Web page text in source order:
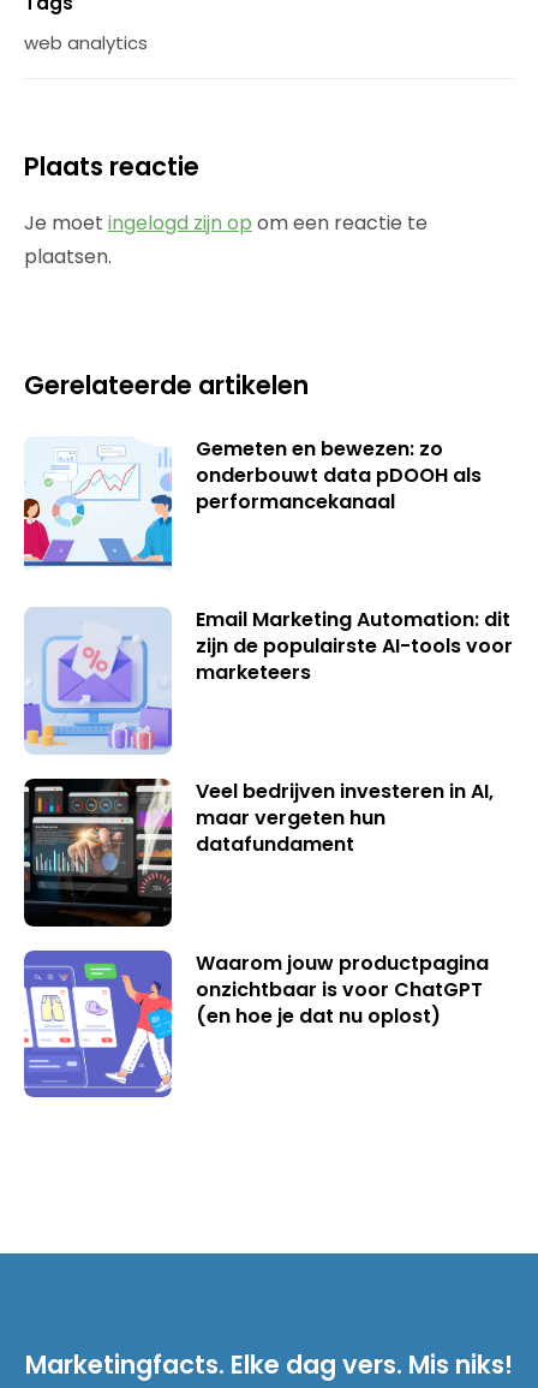
web analytics
Plaats reactie
Je moet ingelogd zijn op om een reactie te
plaatsen.
Gerelateerde artikelen
Gemeten en bewezen: zo
onderbouwt data pDOOH als
performancekanaal
Email Marketing Automation: dit
zijn de populairste AI-tools voor
marketeers
Veel bedrijven investeren in AI,
maar vergeten hun
datafundament
Waarom jouw productpagina
onzichtbaar is voor ChatGPT
(en hoe je dat nu oplost)
Marketingfacts. Elke dag vers. Mis niks!